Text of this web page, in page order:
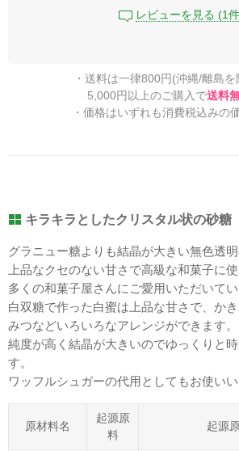
レビューを見る (1
・送料は一律800円(沖縄/離島を
5,000円以上のご購入で送料
・価格はいずれも消費税込みの
キラキラとしたクリスタル状の砂糖
グラニュー糖よりも結晶が大きい無色透明
上品なクセのない甘さで高級な和菓子に
多くの和菓子屋さんにご愛用いただいてい
白双糖で作った白蜜は上品な甘さで、か
みつなどいろいろなアレンジができます。
純度が高く結晶が大きいのでゆっくりと
す。
ワッフルシュガーの代用としてもお使いい
原材料名
起源原
料
起源